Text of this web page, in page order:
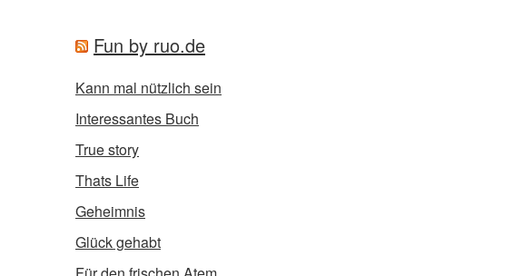
Fun by ruo.de
Kann mal nützlich sein
Interessantes Buch
True story
Thats Life
Geheimnis
Glück gehabt